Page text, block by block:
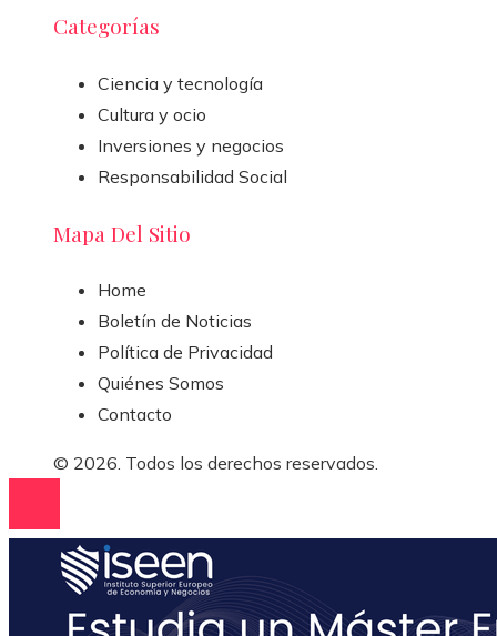
Categorías
Ciencia y tecnología
Cultura y ocio
Inversiones y negocios
Responsabilidad Social
Mapa Del Sitio
Home
Boletín de Noticias
Política de Privacidad
Quiénes Somos
Contacto
© 2026. Todos los derechos reservados.